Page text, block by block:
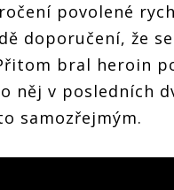
povolené
doporučení, že
bral heroin
něj v posledních
samozřejmým.